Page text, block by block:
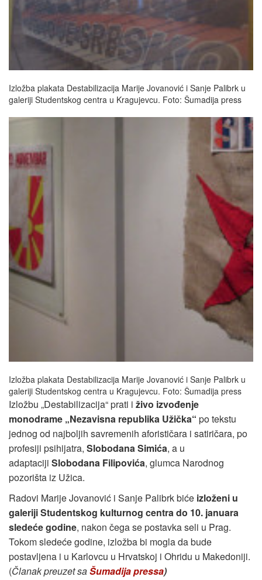
Izložba plakata Destabilizacija Marije Jovanović i Sanje Palibrk u
galeriji Studentskog centra u Kragujevcu. Foto: Šumadija press
Izložba plakata Destabilizacija Marije Jovanović i Sanje Palibrk u
galeriji Studentskog centra u Kragujevcu. Foto: Šumadija press
Izložbu „Destabilizacija“ prati i živo izvođenje
monodrame „Nezavisna republika Užička“ po tekstu
jednog od najboljih savremenih aforističara i satiričara, po
profesiji psihijatra, Slobodana Simića, a u
adaptaciji Slobodana Filipovića, glumca Narodnog
pozorišta iz Užica.
Radovi Marije Jovanović i Sanje Palibrk biće izloženi u
galeriji Studentskog kulturnog centra do 10. januara
sledeće godine, nakon čega se postavka seli u Prag.
Tokom sledeće godine, izložba bi mogla da bude
postavljena i u Karlovcu u Hrvatskoj i Ohridu u Makedoniji.
(Članak preuzet saŠumadija pressa)